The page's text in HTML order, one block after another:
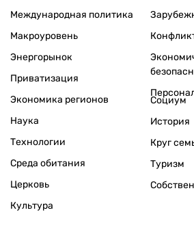
Международная политика
Макроуровень
Энергорынок
Приватизация
Экономика регионов
Наука
Технологии
Среда обитания
Церковь
Культура
Социум
История
Круг
Туризм